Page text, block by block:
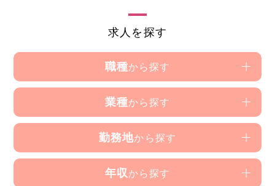
求人を探す
職種から探す
業種から探す
勤務地から探す
年収 から探す